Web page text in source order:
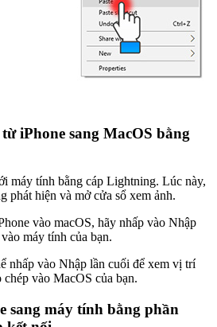
iPhone sang MacOS bằng
máy tính bằng cáp Lightning. Lúc này,
phát hiện và mở cửa sổ xem ảnh.
vào macOS, hãy nhấp vào Nhập
máy tính của bạn.
nhấp vào Nhập lần cuối để xem vị trí
vào MacOS của bạn.
sang máy tính bằng phần